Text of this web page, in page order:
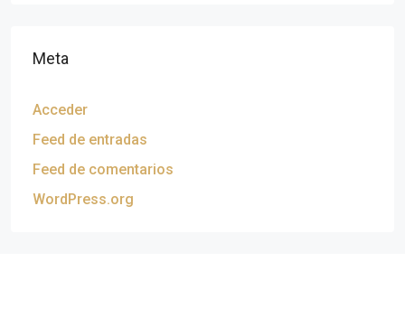
Meta
Acceder
Feed de entradas
Feed de comentarios
WordPress.org